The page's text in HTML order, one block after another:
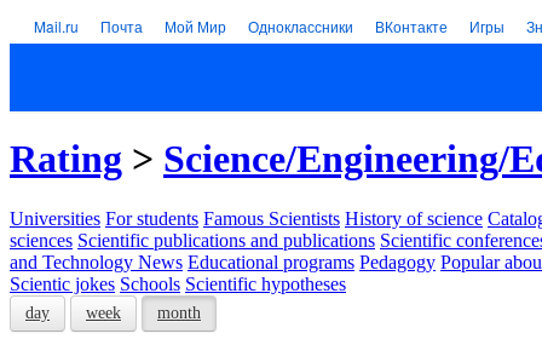
Mail.ru Почта Мой Мир Одноклассники ВКонтакте Игры
Rating > Science/Engineering/
Universities For students Famous Scientists History of science
sciences Scientific publications and publications Scientific
and Technology News Educational programs Pedagogy Popular
Scientic jokes Schools Scientific hypotheses
day week month